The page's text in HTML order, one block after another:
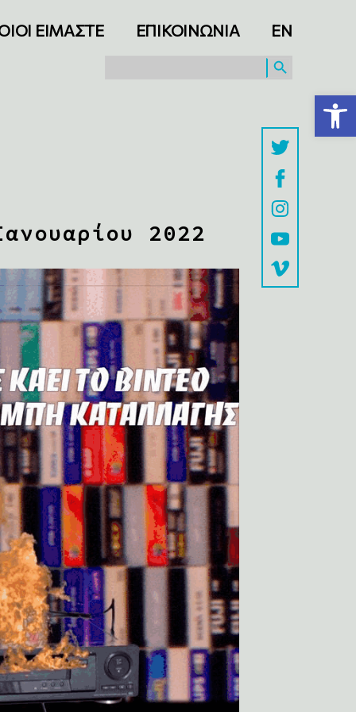
Ανοίξτε τη γραμμή εργαλείων
ΕΙΜΑΣΤΕ ΕΠΙΚΟΙΝΩΝΙΑ ΕΝ
SEARCH BUTTON
2022